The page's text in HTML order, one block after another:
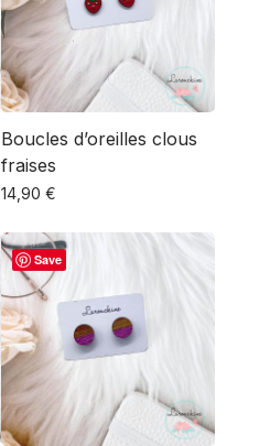
Boucles d’oreilles clous
fraises
14,90 €
Save